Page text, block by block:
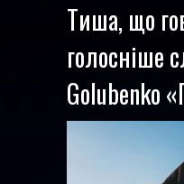
Тиша, що
голосніше
Golubenko